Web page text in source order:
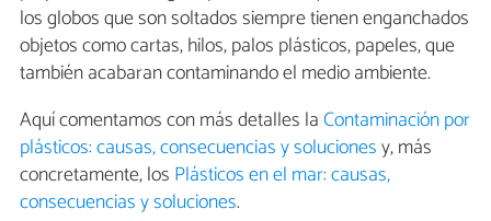
los globos que son soltados siempre tienen enganchados
objetos como cartas, hilos, palos plásticos, papeles, que
también acabaran contaminando el medio ambiente.
Aquí comentamos con más detalles laContaminación por
plásticos: causas, consecuencias y solucionesy, más
concretamente, los Plásticos en el mar: causas,
consecuencias y soluciones.